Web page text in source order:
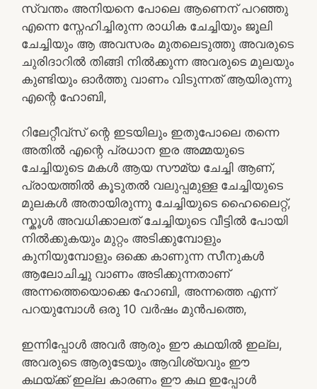
സ്വന്തം അനിയനെ പോലെ ആണെന് പറഞ്ഞു
എന്നെ സ്നേഹിച്ചിരുന്ന രാധിക ചേച്ചിയും ജൂലി
ചേച്ചിയും ആ അവസരം മുതലെടുത്തു അവരുടെ
ചുരിദാറിൽ തിങ്ങി നിൽക്കുന്ന അവരുടെ മുലയും
കുണ്ടിയും ഓർത്തു വാണം വിടുന്നത് ആയിരുന്നു
എന്റെ ഹോബി,
റിലേറ്റീവ്സ് ന്റെ ഇടയിലും ഇതുപോലെ തന്നെ
അതിൽ എന്റെ പ്രധാന ഇര അമ്മയുടെ
ചേച്ചിയുടെ മകൾ ആയ സൗമ്യ ചേച്ചി ആണ്,
പ്രായത്തിൽ കൂടുതൽ വലുപ്പമുള്ള ചേച്ചിയുടെ
മുലകൾ അതായിരുന്നു ചേച്ചിയുടെ ഹൈലൈറ്റ്,
സ്കൂൾ അവധിക്കാലത് ചേച്ചിയുടെ വീട്ടിൽ പോയി
നിൽക്കുകയും മുറ്റം അടിക്കുമ്പോളും
കുനിയുമ്പോളും ഒക്കെ കാണുന്ന സീനുകൾ
ആലോചിച്ചു വാണം അടിക്കുന്നതാണ്
അന്നത്തെയൊക്കെ ഹോബി, അന്നത്തെ എന്ന്
പറയുമ്പോൾ ഒരു 10 വർഷം മുൻപത്തെ,
ഇന്നിപ്പോൾ അവർ ആരും ഈ കഥയിൽ ഇല്ല,
അവരുടെ ആരുടേയും ആവിശ്യവും ഈ
കഥയ്ക്ക് ഇല്ല കാരണം ഈ കഥ ഇപ്പോൾ